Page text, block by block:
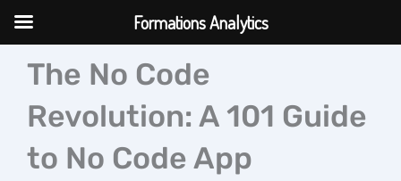
Aller
contenuThe No Code
Revolution: A 101 Guide
to No Code App
Formations Analytics